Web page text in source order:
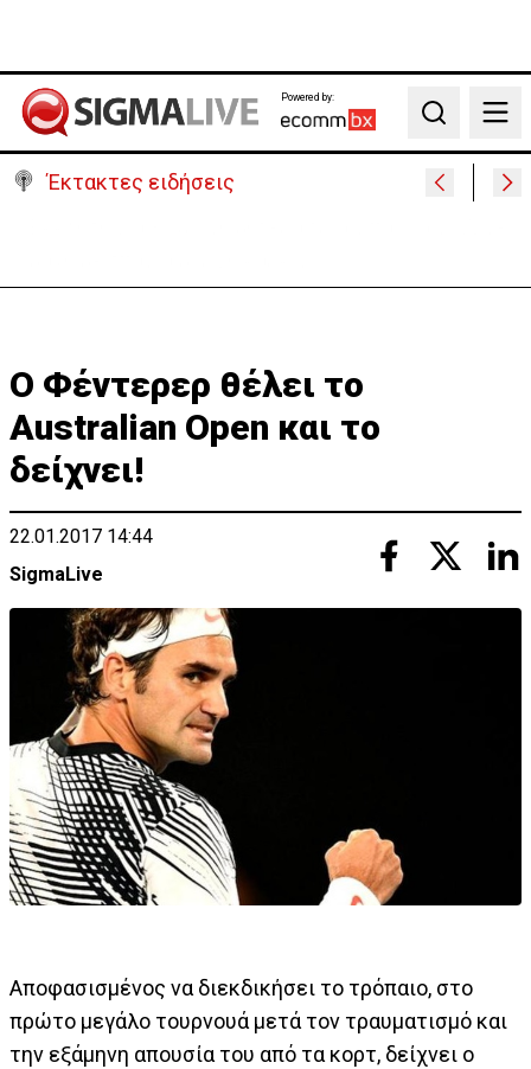
Powered by:
Search
Έκτακτες ειδήσεις
Ο Φέντερερ θέλει το
Australian Open και το
δείχνει!
22.01.2017 14:44
SigmaLive
Αποφασισμένος να διεκδικήσει το τρόπαιο, στο
πρώτο μεγάλο τουρνουά μετά τον τραυματισμό και
την εξάμηνη απουσία του από τα κορτ, δείχνει ο